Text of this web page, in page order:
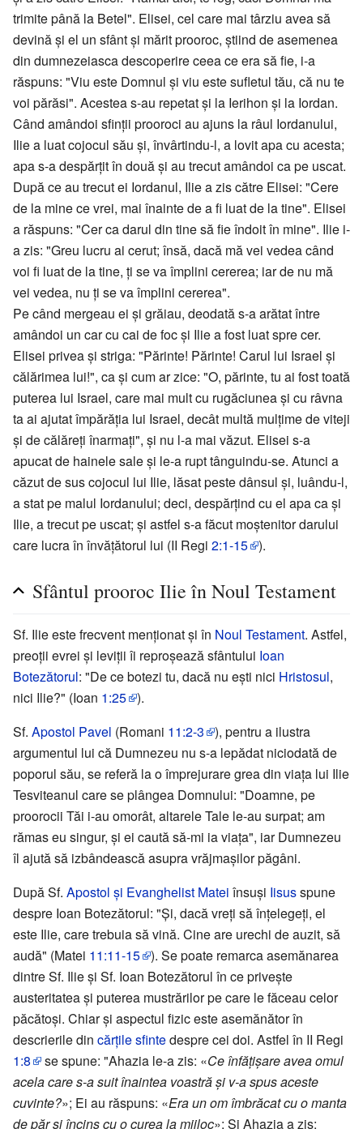
trimite până la Betel". Elisei, cel care mai târziu avea să
devină și el un sfânt și mărit prooroc, știind de asemenea
din dumnezeiasca descoperire ceea ce era să fie, i-a
răspuns: "Viu este Domnul și viu este sufletul tău, că nu te
voi părăsi". Acestea s-au repetat și la Ierihon și la Iordan.
Când amândoi sfinții prooroci au ajuns la râul Iordanului,
Ilie a luat cojocul său și, învârtindu-l, a lovit apa cu acesta;
apa s-a despărțit în două și au trecut amândoi ca pe uscat.
După ce au trecut ei Iordanul, Ilie a zis către Elisei: "Cere
de la mine ce vrei, mai înainte de a fi luat de la tine". Elisei
a răspuns: "Cer ca darul din tine să fie îndoit în mine". Ilie i-
a zis: "Greu lucru ai cerut; însă, dacă mă vei vedea când
voi fi luat de la tine, ți se va împlini cererea; iar de nu mă
vei vedea, nu ți se va împlini cererea".
Pe când mergeau ei și grăiau, deodată s-a arătat între
amândoi un car cu cai de foc și Ilie a fost luat spre cer.
Elisei privea și striga: "Părinte! Părinte! Carul lui Israel și
călărimea lui!", ca și cum ar zice: "O, părinte, tu ai fost toată
puterea lui Israel, care mai mult cu rugăciunea și cu râvna
ta ai ajutat împărăția lui Israel, decât multă mulțime de viteji
și de călăreți înarmați", și nu l-a mai văzut. Elisei s-a
apucat de hainele sale și le-a rupt tânguindu-se. Atunci a
căzut de sus cojocul lui Ilie, lăsat peste dânsul și, luându-l,
a stat pe malul Iordanului; deci, despărțind cu el apa ca și
Ilie, a trecut pe uscat; și astfel s-a făcut moștenitor darului
care lucra în învățătorul lui (II Regi 2:1-15 ).
Sfântul prooroc Ilie în Noul Testament
Sf. Ilie este frecvent menționat și în Noul Testament. Astfel,
preoții evrei și leviții îi reproșează sfântului Ioan
Botezătorul: "De ce botezi tu, dacă nu ești nici Hristosul,
nici Ilie?" (Ioan 1:25 ).
Sf. Apostol Pavel (Romani 11:2-3
), pentru a ilustra
argumentul lui că Dumnezeu nu s-a lepădat niciodată de
poporul său, se referă la o împrejurare grea din viața lui Ilie
Tesviteanul care se plângea Domnului: "Doamne, pe
proorocii Tăi i-au omorât, altarele Tale le-au surpat; am
rămas eu singur, și ei caută să-mi ia viața", iar Dumnezeu
îl ajută să izbândească asupra vrăjmașilor păgâni.
După Sf. Apostol și Evanghelist Matei însuși Iisusspune
despre Ioan Botezătorul: "Şi, dacă vreți să înțelegeți, el
este Ilie, care trebuia să vină. Cine are urechi de auzit, să
audă" (Matei 11:11-15 ). Se poate remarca asemănarea
dintre Sf. Ilie și Sf. Ioan Botezătorul în ce privește
austeritatea și puterea mustrărilor pe care le făceau celor
păcătoși. Chiar și aspectul fizic este asemănător în
descrierile din cărțile sfintedespre cei doi. Astfel în II Regi
1:8
se spune: "Ahazia le-a zis: «Ce înfățișare avea omul
acela care s-a suit înaintea voastră și v-a spus aceste
cuvinte?»; Ei au răspuns: «Era un om îmbrăcat cu o manta
de păr și încins cu o curea la mijloc»; Şi Ahazia a zis: